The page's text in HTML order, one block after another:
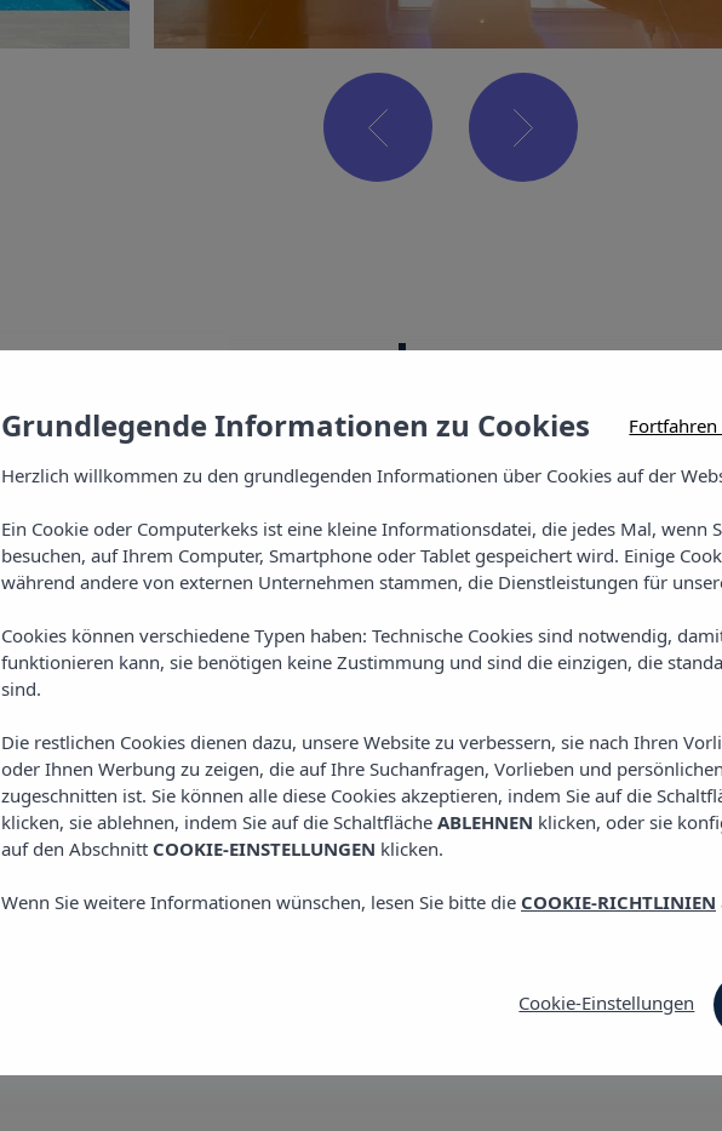
Lage
Vibra Sanan
E:
T: +34 971 34 39 53
Grundlegende Informationen zu Cookies
Herzlich willkommen zu den grundlegenden Informationen über Cookies auf der
Ein Cookie oder Computerkeks ist eine kleine Informationsdatei, die jedes Mal, wenn
besuchen, auf Ihrem Computer, Smartphone oder Tablet gespeichert wird. Einige
während andere von externen Unternehmen stammen, die Dienstleistungen für
Cookies können verschiedene Typen haben: Technische Cookies sind notwendig,
funktionieren kann, sie benötigen keine Zustimmung und sind die einzigen, die
sind.
Die restlichen Cookies dienen dazu, unsere Website zu verbessern, sie nach Ihren
oder Ihnen Werbung zu zeigen, die auf Ihre Suchanfragen, Vorlieben und
zugeschnitten ist. Sie können alle diese Cookies akzeptieren, indem Sie auf die
klicken, sie ablehnen, indem Sie auf die Schaltfläche ABLEHNEN klicken, oder sie
auf den Abschnitt COOKIE-EINSTELLUNGEN klicken.
Wenn Sie weitere Informationen wünschen, lesen Sie bitte die COOKIE-RICHTLINIEN
Cookie-Einstellungen